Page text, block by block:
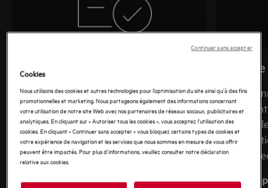
Conditions Générales du site
En donnant votre consentement et en
utilisant le site internet AEG, ou en
téléchargeant des documents à partir de
notre site, vous acceptez nos termes et
Prenez
de
les
En savoir
Cookies
Nous utilisons des cookies et autres technologies pour l’optimisation du site ainsi qu’à des fins
promotionnelles et marketing. Nous partageons également des informations concernant
votre utilisation de notre site Web avec nos partenaires de réseaux sociaux, publicitaires et
analytiques. En cliquant sur « Autoriser tous les cookies », vous acceptez l'utilisation des
cookies. En cliquant « Continuer sans accepter » vous bloquez certains types de cookies et
votre expérience de navigation et les services que nous sommes en mesure de vous offrir
peuvent être impactés. Pour plus d'informations, veuillez consulter notre déclaration
relative aux cookies.
Continuer sans accepter